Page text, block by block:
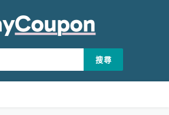
搜尋